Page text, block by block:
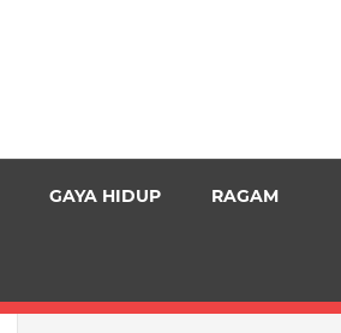
GAYA HIDUP RAGAM